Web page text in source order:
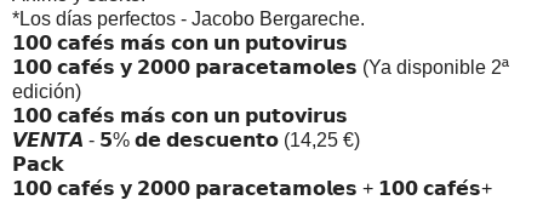
*Los días perfectos - Jacobo Bergareche.
𝟭𝟬𝟬 𝗰𝗮𝗳𝗲́𝘀 𝗺𝗮́𝘀 𝗰𝗼𝗻 𝘂𝗻 𝗽𝘂𝘁𝗼𝘃𝗶𝗿𝘂𝘀
𝟭𝟬𝟬 𝗰𝗮𝗳𝗲́𝘀 𝘆 𝟮𝟬𝟬𝟬 𝗽𝗮𝗿𝗮𝗰𝗲𝘁𝗮𝗺𝗼𝗹𝗲𝘀 (Ya disponible 2ª
edición)
𝟭𝟬𝟬 𝗰𝗮𝗳𝗲́𝘀 𝗺𝗮́𝘀 𝗰𝗼𝗻 𝘂𝗻 𝗽𝘂𝘁𝗼𝘃𝗶𝗿𝘂𝘀
𝙑𝙀𝙉𝙏𝘼 - 𝟱% 𝗱𝗲 𝗱𝗲𝘀𝗰𝘂𝗲𝗻𝘁𝗼 (14,25 €)
𝗣𝗮𝗰𝗸
𝟭𝟬𝟬 𝗰𝗮𝗳𝗲́𝘀 𝘆 𝟮𝟬𝟬𝟬 𝗽𝗮𝗿𝗮𝗰𝗲𝘁𝗮𝗺𝗼𝗹𝗲𝘀 + 𝟭𝟬𝟬 𝗰𝗮𝗳𝗲́𝘀+